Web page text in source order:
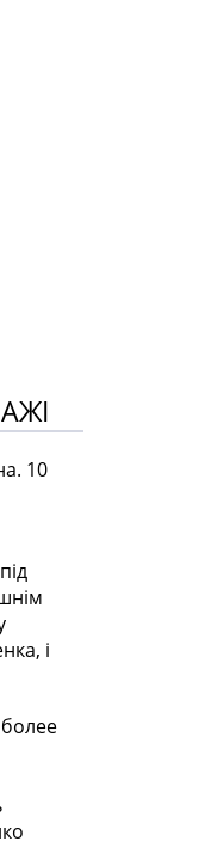
10
і